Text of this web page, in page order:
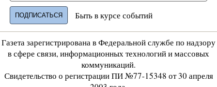
Быть в курсе событий
Газета зарегистрирована в Федеральной службе по надзору
в сфере связи, информационных технологий и массовых
коммуникаций.
Свидетельство о регистрации ПИ №77-15348 от 30 апреля